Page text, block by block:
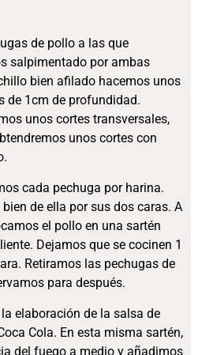
de pollo a las que
salpimentado por ambas
bien afilado hacemos unos
de 1cm de profundidad.
unos cortes transversales,
unos cortes con
cada pechuga por harina.
de ella por sus dos caras. A
el pollo en una sartén
Dejamos que se cocinen 1
Retiramos las pechugas de
para después.
elaboración de la salsa de
Cola. En esta misma sartén,
del fuego a medio y añadimos